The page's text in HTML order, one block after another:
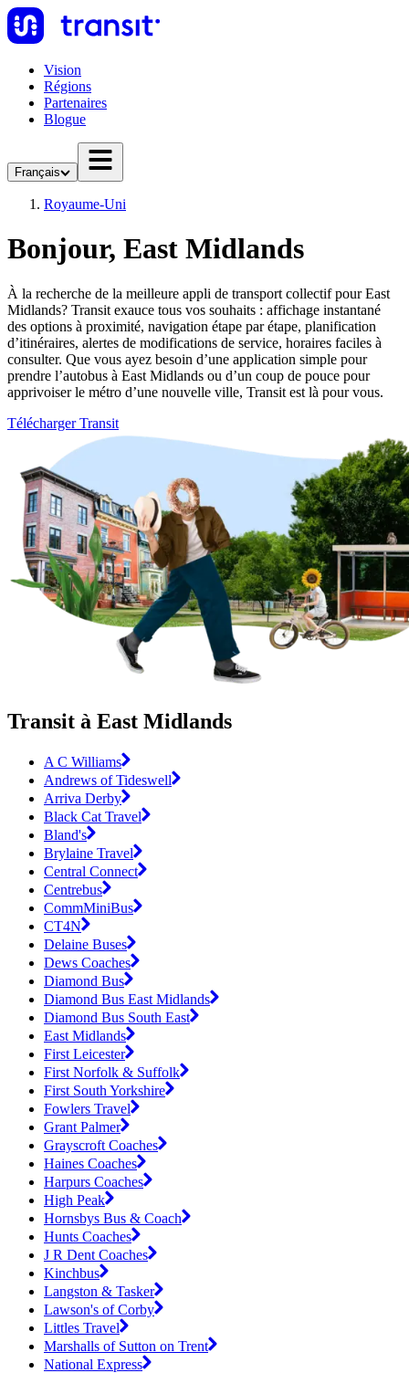
Vision
Régions
Partenaires
Blogue
Français
Royaume-Uni
Bonjour, East Midlands
À la recherche de la meilleure appli de transport collectif pour East
Midlands? Transit exauce tous vos souhaits : affichage instantané
des options à proximité, navigation étape par étape, planification
d’itinéraires, alertes de modifications de service, horaires faciles à
consulter. Que vous ayez besoin d’une application simple pour
prendre l’autobus à East Midlands ou d’un coup de pouce pour
apprivoiser le métro d’une nouvelle ville, Transit est là pour vous.
Télécharger Transit
Transit à East Midlands
A C Williams
Andrews of Tideswell
Arriva Derby
Black Cat Travel
Bland's
Brylaine Travel
Central Connect
Centrebus
CommMiniBus
CT4N
Delaine Buses
Dews Coaches
Diamond Bus
Diamond Bus East Midlands
Diamond Bus South East
East Midlands
First Leicester
First Norfolk & Suffolk
First South Yorkshire
Fowlers Travel
Grant Palmer
Grayscroft Coaches
Haines Coaches
Harpurs Coaches
High Peak
Hornsbys Bus & Coach
Hunts Coaches
J R Dent Coaches
Kinchbus
Langston & Tasker
Lawson's of Corby
Littles Travel
Marshalls of Sutton on Trent
National Express